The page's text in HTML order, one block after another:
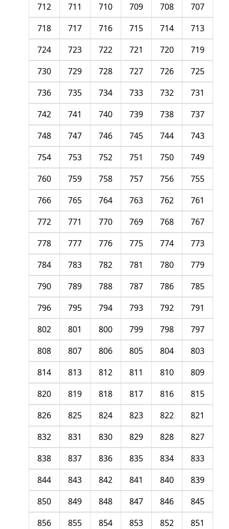
707
708
709
710
711
712
713
714
715
716
717
718
719
720
721
722
723
724
725
726
727
728
729
730
731
732
733
734
735
736
737
738
739
740
741
742
743
744
745
746
747
748
749
750
751
752
753
754
755
756
757
758
759
760
761
762
763
764
765
766
767
768
769
770
771
772
773
774
775
776
777
778
779
780
781
782
783
784
785
786
787
788
789
790
791
792
793
794
795
796
797
798
799
800
801
802
803
804
805
806
807
808
809
810
811
812
813
814
815
816
817
818
819
820
821
822
823
824
825
826
827
828
829
830
831
832
833
834
835
836
837
838
839
840
841
842
843
844
845
846
847
848
849
850
851
852
853
854
855
856